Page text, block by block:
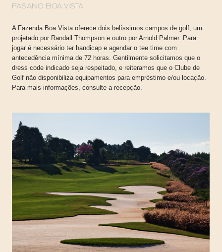
FASANO BOA VISTA
A Fazenda Boa Vista oferece dois belíssimos campos de golf, um
projetado por Randall Thompson e outro por Arnold Palmer. Para
jogar é necessário ter handicap e agendar o tee time com
antecedência mínima de 72 horas. Gentilmente solicitamos que o
dress code indicado seja respeitado, e reiteramos que o Clube de
Golf não disponibiliza equipamentos para empréstimo e/ou locação.
Para mais informações, consulte a recepção.